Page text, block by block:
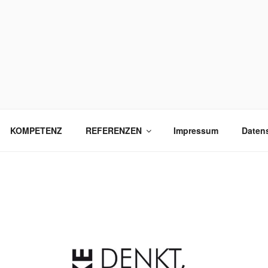
KOMPETENZ REFERENZEN Impressum